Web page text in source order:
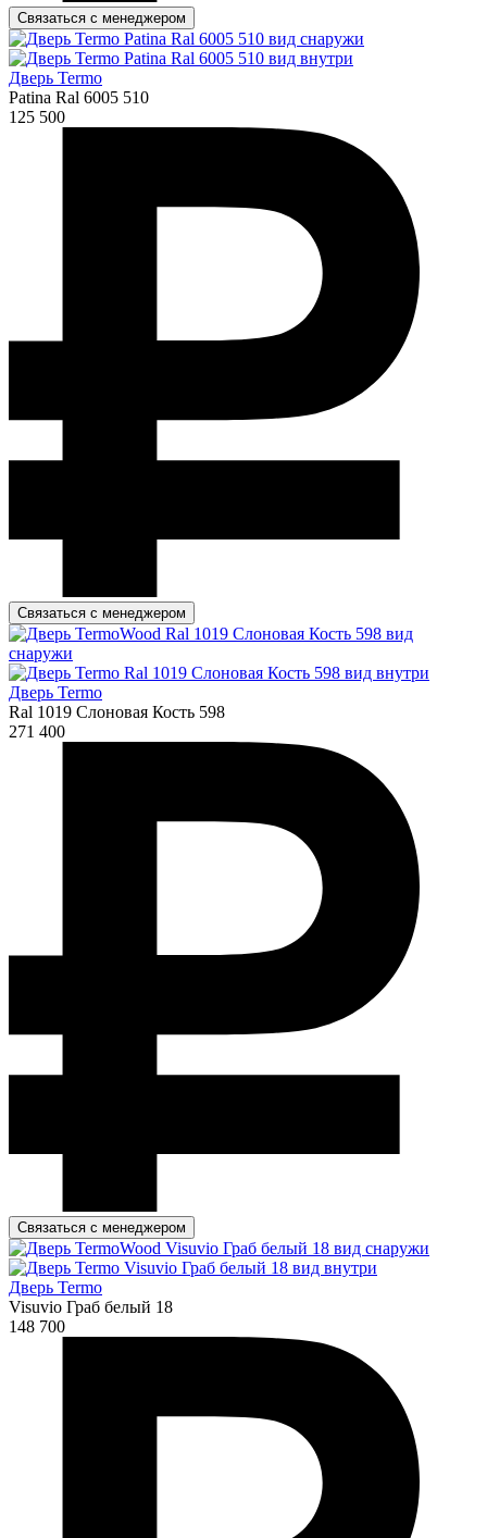
Связаться с менеджером
Дверь Termo
Patina Ral 6005 510
125 500
Связаться с менеджером
Дверь Termo
Ral 1019 Слоновая Кость 598
271 400
Связаться с менеджером
Дверь Termo
Visuvio Граб белый 18
148 700